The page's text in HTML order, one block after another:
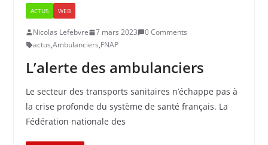
ACTUS WEB
Nicolas Lefebvre 7 mars 2023
0 Comments
actus,Ambulanciers,FNAP
L’alerte des ambulanciers
Le secteur des transports sanitaires n’échappe pas à
la crise profonde du système de santé français. La
Fédération nationale des